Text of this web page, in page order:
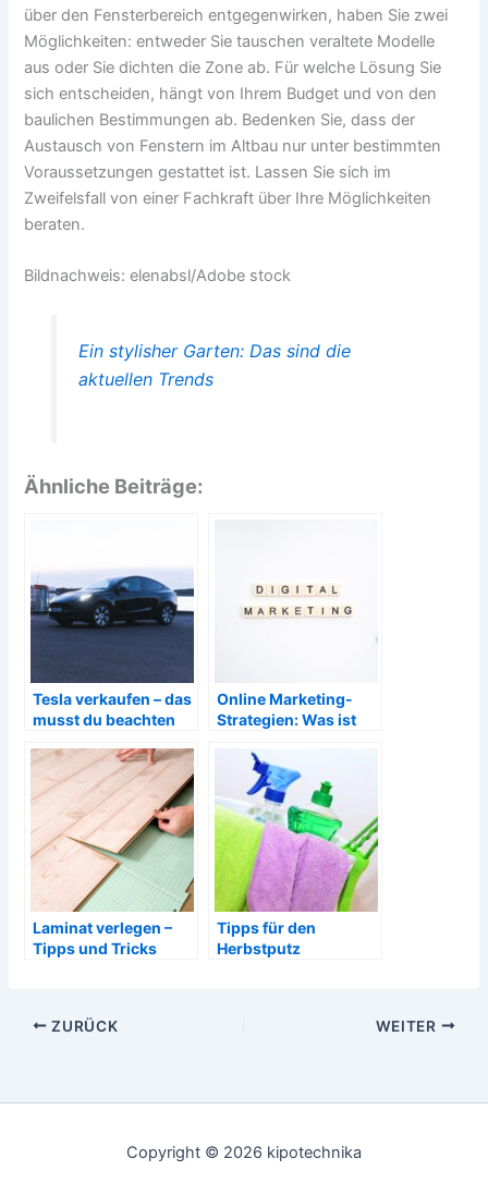
über den Fensterbereich entgegenwirken, haben Sie zwei
Möglichkeiten: entweder Sie tauschen veraltete Modelle
aus oder Sie dichten die Zone ab. Für welche Lösung Sie
sich entscheiden, hängt von Ihrem Budget und von den
baulichen Bestimmungen ab. Bedenken Sie, dass der
Austausch von Fenstern im Altbau nur unter bestimmten
Voraussetzungen gestattet ist. Lassen Sie sich im
Zweifelsfall von einer Fachkraft über Ihre Möglichkeiten
beraten.
Bildnachweis: elenabsl/Adobe stock
Ein stylisher Garten: Das sind die
aktuellen Trends
Ähnliche Beiträge:
Tesla verkaufen – das
musst du beachten
Online Marketing-
Strategien: Was ist
Laminat verlegen –
Tipps und Tricks
Tipps für den
Herbstputz
ZURÜCK WEITER
Copyright © 2026 kipotechnika